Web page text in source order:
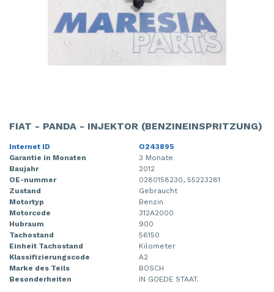
FIAT - PANDA - INJEKTOR (BENZINEINSPRITZUNG)
Internet ID
O243895
Garantie in Monaten
3 Monate
Baujahr
2012
OE-nummer
0280158230, 55223281
Zustand
Gebraucht
Motortyp
Benzin
Motorcode
312A2000
Hubraum
900
Tachostand
56150
Einheit Tachostand
Kilometer
Klassifizierungscode
A2
Marke des Teils
BOSCH
Besonderheiten
IN GOEDE STAAT.